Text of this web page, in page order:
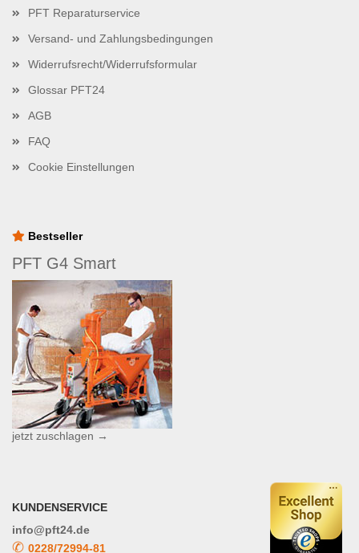
PFT Reparaturservice
Versand- und Zahlungsbedingungen
Widerrufsrecht/Widerrufsformular
Glossar PFT24
AGB
FAQ
Cookie Einstellungen
Bestseller
PFT G4 Smart
jetzt zuschlagen →
KUNDENSERVICE
info@pft24.de
✆ 0228/72994-81